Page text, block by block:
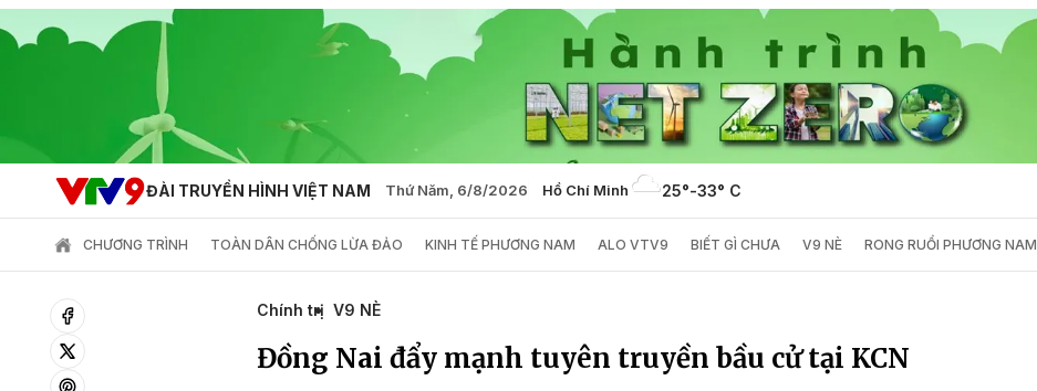
ĐÀI TRUYỀN HÌNH VIỆT NAM Thứ Năm, 6/8/2026 Hồ Chí Minh 25°-33° C
CHƯƠNG TRÌNH TOÀN DÂN CHỐNG LỪA ĐẢO KINH TẾ PHƯƠNG NAM ALO VTV9 BIẾT GÌ CHƯA V9 NÈ RONG RUỔI PHƯƠNG NAM
Chính trị V9 NÈ
Đồng Nai đẩy mạnh tuyên truyền bầu cử tại KCN